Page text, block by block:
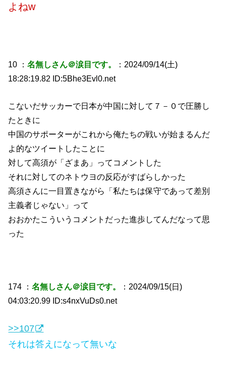
よねw
10 ：名無しさん＠涙目です。
：2024/09/14(土)
18:28:19.82 ID:5Bhe3Evl0.net
こないだサッカーで日本が中国に対して７－０で圧勝し
たときに
中国のサポーターがこれから俺たちの戦いが始まるんだ
よ的なツイートしたことに
対して高須が「ざまあ」ってコメントした
それに対してのネトウヨの反応がすばらしかった
高須さんに一目置きながら「私たちは保守であって差別
主義者じゃない」って
おおかたこういうコメントだった進歩してんだなって思
った
174 ：名無しさん＠涙目です。
：2024/09/15(日)
04:03:20.99 ID:s4nxVuDs0.net
>>107
それは答えになって無いな